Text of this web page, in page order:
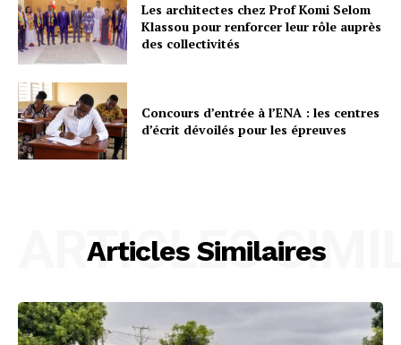
Les architectes chez Prof Komi Selom
Klassou pour renforcer leur rôle auprès
des collectivités
Concours d’entrée à l’ENA : les centres
d’écrit dévoilés pour les épreuves
Articles Similaires
ARTICLES